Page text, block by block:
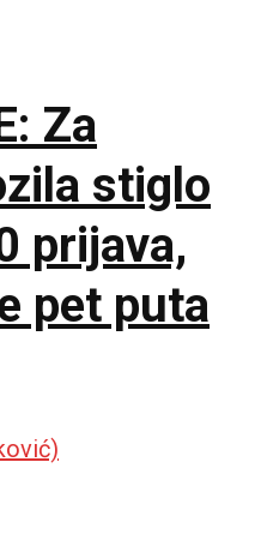
Za
stiglo
prijava,
pet puta